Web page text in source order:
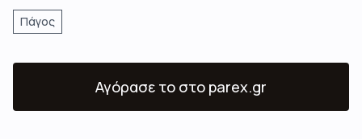
Πάγος
Αγόρασε το στο parex.gr